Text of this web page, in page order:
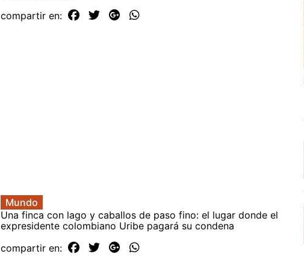
compartir en:
Mundo
Una finca con lago y caballos de paso fino: el lugar donde el
expresidente colombiano Uribe pagará su condena
compartir en: